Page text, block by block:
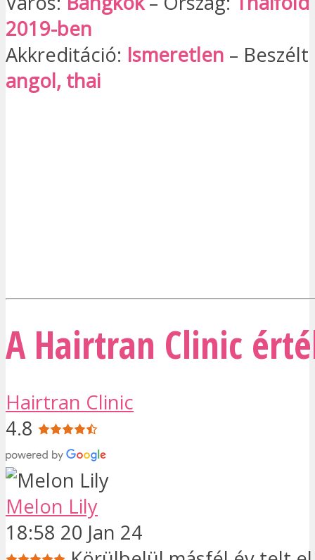
2019-ben
Akkreditáció: Ismeretlen –
angol, thai
A Hairtran Clinic
Hairtran Clinic
4.8
Melon Lily
18:58 20 Jan 24